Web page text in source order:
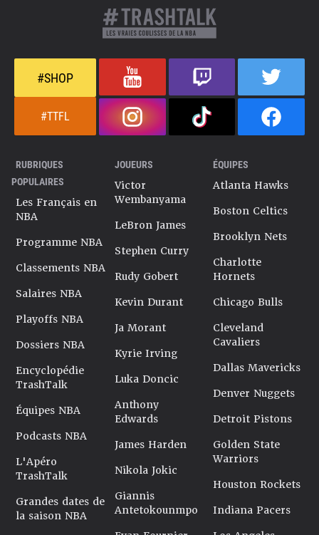
#SHOP
#TTFL
RUBRIQUES
POPULAIRES
Les Français en
NBA
Programme NBA
Classements NBA
Salaires NBA
Playoffs NBA
Dossiers NBA
Encyclopédie
TrashTalk
Équipes NBA
Podcasts NBA
L'Apéro
TrashTalk
Grandes dates de
la saison NBA
JOUEURS
Victor
Wembanyama
LeBron James
Stephen Curry
Rudy Gobert
Kevin Durant
Ja Morant
Kyrie Irving
Luka Doncic
Anthony
Edwards
James Harden
Nikola Jokic
Giannis
Antetokounmpo
ÉQUIPES
Atlanta Hawks
Boston Celtics
Brooklyn Nets
Charlotte
Hornets
Chicago Bulls
Cleveland
Cavaliers
Dallas Mavericks
Denver Nuggets
Detroit Pistons
Golden State
Warriors
Houston Rockets
Indiana Pacers